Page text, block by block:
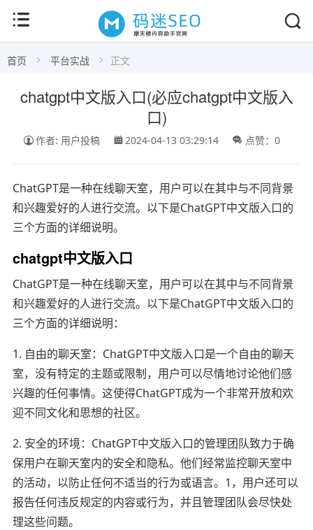
首页 平台实战 正文
chatgpt中文版入口(必应chatgpt中文版入
口)
作者: 用户投稿 2024-04-13 03:29:14 点赞：0
ChatGPT是一种在线聊天室，用户可以在其中与不同背景
和兴趣爱好的人进行交流。以下是ChatGPT中文版入口的
三个方面的详细说明。
chatgpt中文版入口
ChatGPT是一种在线聊天室，用户可以在其中与不同背景
和兴趣爱好的人进行交流。以下是ChatGPT中文版入口的
三个方面的详细说明：
1. 自由的聊天室：ChatGPT中文版入口是一个自由的聊天
室，没有特定的主题或限制，用户可以尽情地讨论他们感
兴趣的任何事情。这使得ChatGPT成为一个非常开放和欢
迎不同文化和思想的社区。
2. 安全的环境：ChatGPT中文版入口的管理团队致力于确
保用户在聊天室内的安全和隐私。他们经常监控聊天室中
的活动，以防止任何不适当的行为或语言。1，用户还可以
报告任何违反规定的内容或行为，并且管理团队会尽快处
理这些问题。